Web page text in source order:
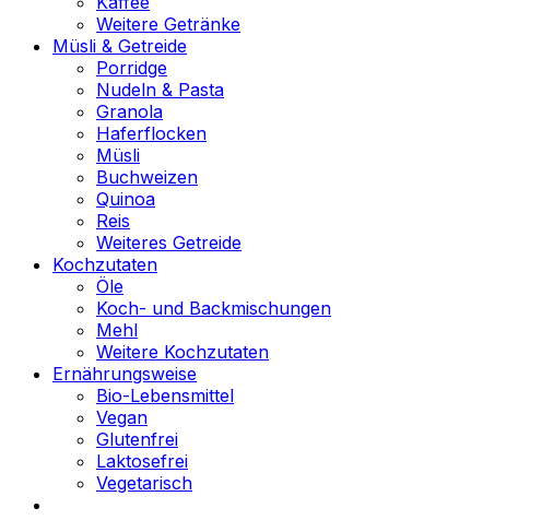
Weitere Getränke
Müsli & Getreide
Porridge
Nudeln & Pasta
Granola
Haferflocken
Müsli
Buchweizen
Quinoa
Reis
Weiteres Getreide
Kochzutaten
Öle
Koch- und Backmischungen
Mehl
Weitere Kochzutaten
Ernährungsweise
Bio-Lebensmittel
Vegan
Glutenfrei
Laktosefrei
Vegetarisch